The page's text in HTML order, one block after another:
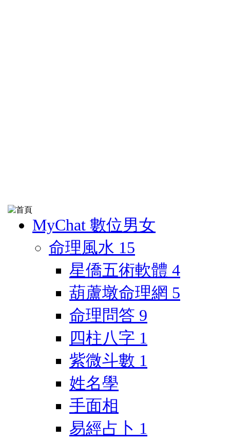
MyChat 數位男女
命理風水 15
星僑五術軟體 4
葫蘆墩命理網 5
命理問答 9
四柱八字 1
紫微斗數 1
姓名學
手面相
易經占卜 1